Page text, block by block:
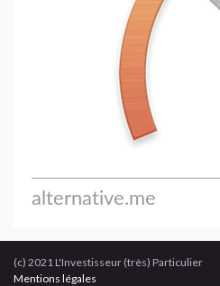
(c) 2021 L'Investisseur (très) Particulier
Mentions légales